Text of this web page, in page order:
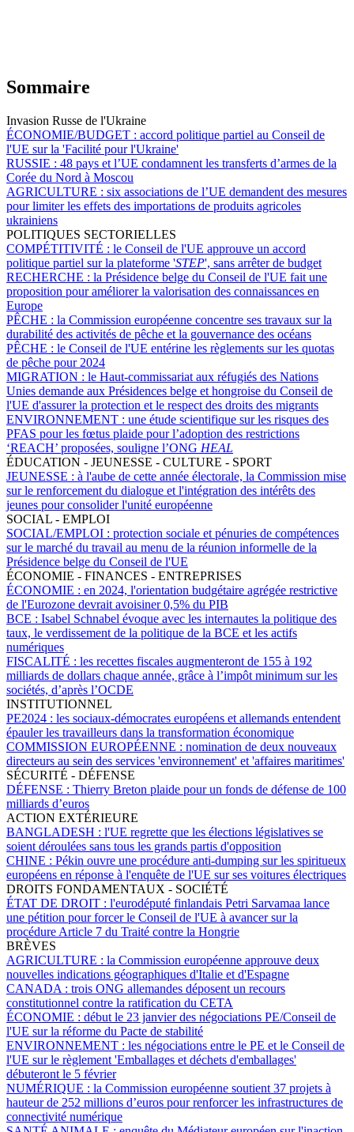
Sommaire
Invasion Russe de l'Ukraine
ÉCONOMIE/BUDGET : accord politique partiel au Conseil de
l'UE sur la 'Facilité pour l'Ukraine'
RUSSIE : 48 pays et l’UE condamnent les transferts d’armes de la
Corée du Nord à Moscou
AGRICULTURE : six associations de l’UE demandent des mesures
pour limiter les effets des importations de produits agricoles
ukrainiens
POLITIQUES SECTORIELLES
COMPÉTITIVITÉ : le Conseil de l'UE approuve un accord
politique partiel sur la plateforme 'STEP', sans arrêter de budget
RECHERCHE : la Présidence belge du Conseil de l'UE fait une
proposition pour améliorer la valorisation des connaissances en
Europe
PÊCHE : la Commission européenne concentre ses travaux sur la
durabilité des activités de pêche et la gouvernance des océans
PÊCHE : le Conseil de l'UE entérine les règlements sur les quotas
de pêche pour 2024
MIGRATION : le Haut-commissariat aux réfugiés des Nations
Unies demande aux Présidences belge et hongroise du Conseil de
l'UE d'assurer la protection et le respect des droits des migrants
ENVIRONNEMENT : une étude scientifique sur les risques des
PFAS pour les fœtus plaide pour l’adoption des restrictions
‘REACH’ proposées, souligne l’ONG HEAL
ÉDUCATION - JEUNESSE - CULTURE - SPORT
JEUNESSE : à l'aube de cette année électorale, la Commission mise
sur le renforcement du dialogue et l'intégration des intérêts des
jeunes pour consolider l'unité européenne
SOCIAL - EMPLOI
SOCIAL/EMPLOI : protection sociale et pénuries de compétences
sur le marché du travail au menu de la réunion informelle de la
Présidence belge du Conseil de l'UE
ÉCONOMIE - FINANCES - ENTREPRISES
ÉCONOMIE : en 2024, l'orientation budgétaire agrégée restrictive
de l'Eurozone devrait avoisiner 0,5% du PIB
BCE : Isabel Schnabel évoque avec les internautes la politique des
taux, le verdissement de la politique de la BCE et les actifs
numériques
FISCALITÉ : les recettes fiscales augmenteront de 155 à 192
milliards de dollars chaque année, grâce à l’impôt minimum sur les
sociétés, d’après l’OCDE
INSTITUTIONNEL
PE2024 : les sociaux-démocrates européens et allemands entendent
épauler les travailleurs dans la transformation économique
COMMISSION EUROPÉENNE : nomination de deux nouveaux
directeurs au sein des services 'environnement' et 'affaires maritimes'
SÉCURITÉ - DÉFENSE
DÉFENSE : Thierry Breton plaide pour un fonds de défense de 100
milliards d’euros
ACTION EXTÉRIEURE
BANGLADESH : l'UE regrette que les élections législatives se
soient déroulées sans tous les grands partis d'opposition
CHINE : Pékin ouvre une procédure anti-dumping sur les spiritueux
européens en réponse à l'enquête de l'UE sur ses voitures électriques
DROITS FONDAMENTAUX - SOCIÉTÉ
ÉTAT DE DROIT : l'eurodéputé finlandais Petri Sarvamaa lance
une pétition pour forcer le Conseil de l'UE à avancer sur la
procédure Article 7 du Traité contre la Hongrie
BRÈVES
AGRICULTURE : la Commission européenne approuve deux
nouvelles indications géographiques d'Italie et d'Espagne
CANADA : trois ONG allemandes déposent un recours
constitutionnel contre la ratification du CETA
ÉCONOMIE : début le 23 janvier des négociations PE/Conseil de
l'UE sur la réforme du Pacte de stabilité
ENVIRONNEMENT : les négociations entre le PE et le Conseil de
l'UE sur le règlement 'Emballages et déchets d'emballages'
débuteront le 5 février
NUMÉRIQUE : la Commission européenne soutient 37 projets à
hauteur de 252 millions d’euros pour renforcer les infrastructures de
connectivité numérique